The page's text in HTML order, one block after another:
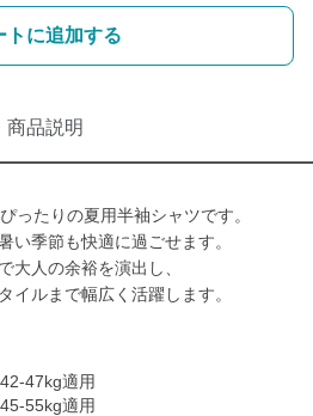
トに追加する
商品説明
ったりの夏用半袖シャツです。
い季節も快適に過ごせます。
大人の余裕を演出し、
イルまで幅広く活躍します。
47kg適用
55kg適用